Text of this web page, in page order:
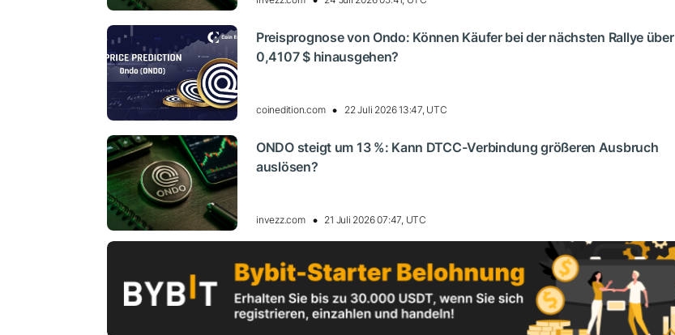
Preisprognose von Ondo: Können Käufer bei der nächsten Rallye über
0,4107 $ hinausgehen?
coinedition.com 22 Juli 2026 13:47, UTC
ONDO steigt um 13 %: Kann DTCC-Verbindung größeren Ausbruch
auslösen?
invezz.com 21 Juli 2026 07:47, UTC